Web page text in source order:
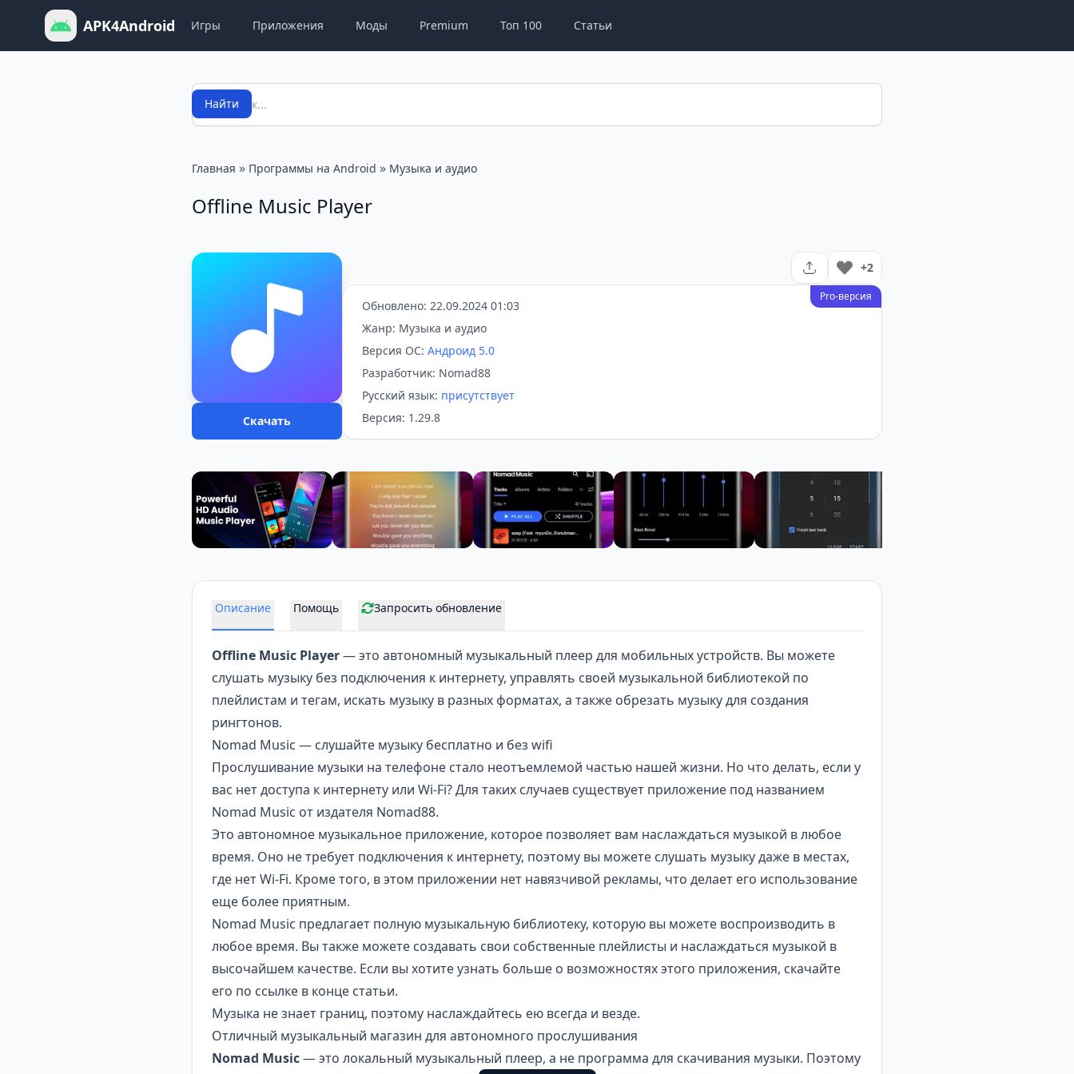
APK4Android Игры Приложения Моды Premium Топ 100 Статьи
Поиск
Найти
Главная » Программы на Android » Музыка и аудио
Offline Music Player
Скачать
+2
Pro-версия
Обновлено: 22.09.2024 01:03
Жанр: Музыка и аудио
Версия ОС: Андроид 5.0
Разработчик: Nomad88
Русский язык: присутствует
Версия: 1.29.8
Описание Помощь Запросить обновление
Offline Music Player— это автономный музыкальный плеер для мобильных устройств. Вы можете
слушать музыку без подключения к интернету, управлять своей музыкальной библиотекой по
плейлистам и тегам, искать музыку в разных форматах, а также обрезать музыку для создания
рингтонов.
Nomad Music — слушайте музыку бесплатно и без wifi
Прослушивание музыки на телефоне стало неотъемлемой частью нашей жизни. Но что делать, если у
вас нет доступа к интернету или Wi-Fi? Для таких случаев существует приложение под названием
Nomad Music от издателя Nomad88.
Это автономное музыкальное приложение, которое позволяет вам наслаждаться музыкой в любое
время. Оно не требует подключения к интернету, поэтому вы можете слушать музыку даже в местах,
где нет Wi-Fi. Кроме того, в этом приложении нет навязчивой рекламы, что делает его использование
еще более приятным.
Nomad Music предлагает полную музыкальную библиотеку, которую вы можете воспроизводить в
любое время. Вы также можете создавать свои собственные плейлисты и наслаждаться музыкой в
высочайшем качестве. Если вы хотите узнать больше о возможностях этого приложения, скачайте
его по ссылке в конце статьи.
Музыка не знает границ, поэтому наслаждайтесь ею всегда и везде.
Отличный музыкальный магазин для автономного прослушивания
Nomad Music— это локальный музыкальный плеер, а не программа для скачивания музыки. Поэтому